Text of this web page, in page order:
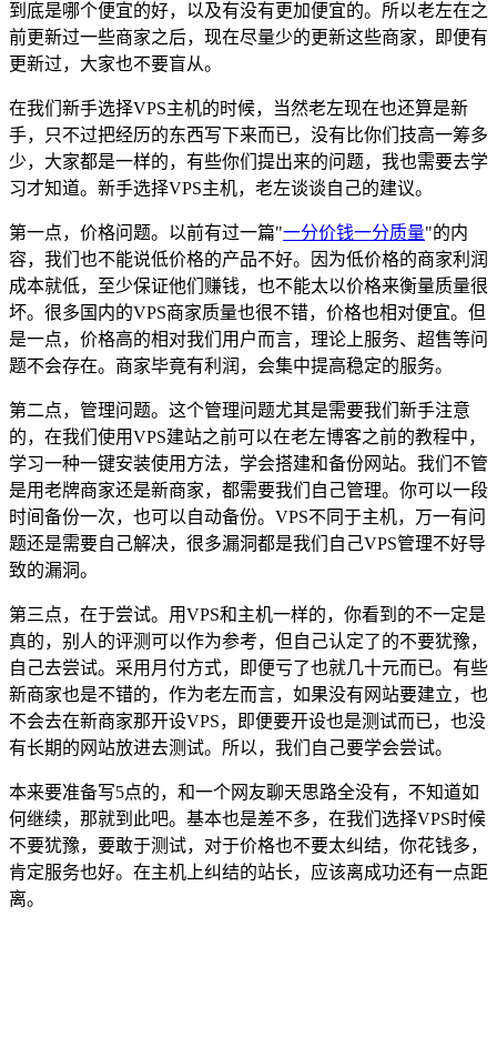
到底是哪个便宜的好，以及有没有更加便宜的。所以老左在之
前更新过一些商家之后，现在尽量少的更新这些商家，即便有
更新过，大家也不要盲从。
在我们新手选择VPS主机的时候，当然老左现在也还算是新
手，只不过把经历的东西写下来而已，没有比你们技高一筹多
少，大家都是一样的，有些你们提出来的问题，我也需要去学
习才知道。新手选择VPS主机，老左谈谈自己的建议。
第一点，价格问题。以前有过一篇"一分价钱一分质量"的内
容，我们也不能说低价格的产品不好。因为低价格的商家利润
成本就低，至少保证他们赚钱，也不能太以价格来衡量质量很
坏。很多国内的VPS商家质量也很不错，价格也相对便宜。但
是一点，价格高的相对我们用户而言，理论上服务、超售等问
题不会存在。商家毕竟有利润，会集中提高稳定的服务。
第二点，管理问题。这个管理问题尤其是需要我们新手注意
的，在我们使用VPS建站之前可以在老左博客之前的教程中，
学习一种一键安装使用方法，学会搭建和备份网站。我们不管
是用老牌商家还是新商家，都需要我们自己管理。你可以一段
时间备份一次，也可以自动备份。VPS不同于主机，万一有问
题还是需要自己解决，很多漏洞都是我们自己VPS管理不好导
致的漏洞。
第三点，在于尝试。用VPS和主机一样的，你看到的不一定是
真的，别人的评测可以作为参考，但自己认定了的不要犹豫，
自己去尝试。采用月付方式，即便亏了也就几十元而已。有些
新商家也是不错的，作为老左而言，如果没有网站要建立，也
不会去在新商家那开设VPS，即便要开设也是测试而已，也没
有长期的网站放进去测试。所以，我们自己要学会尝试。
本来要准备写5点的，和一个网友聊天思路全没有，不知道如
何继续，那就到此吧。基本也是差不多，在我们选择VPS时候
不要犹豫，要敢于测试，对于价格也不要太纠结，你花钱多，
肯定服务也好。在主机上纠结的站长，应该离成功还有一点距
离。